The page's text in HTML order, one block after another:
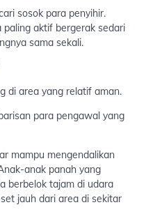
sosok para penyihir.
paling aktif bergerak sedari
sama sekali.
di area yang relatif aman.
para pengawal yang
mampu mengendalikan
anak panah yang
berbelok tajam di udara
jauh dari area di sekitar